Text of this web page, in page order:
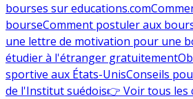
bourses sur educations.com
bourseComment postuler aux
une lettre de motivation pour une
étudier à l'étranger gratuitement
sportive aux États-UnisConseils
de l'Institut suédois👉 Voir tous les